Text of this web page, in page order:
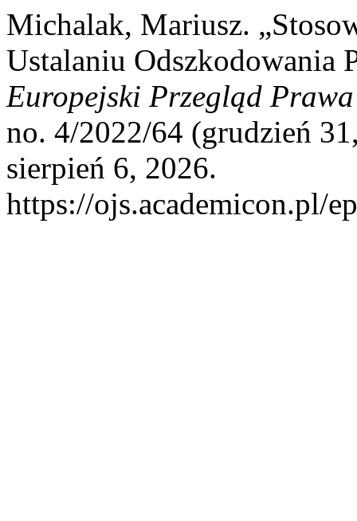
Michalak, Mariusz.
Ustalaniu Odszkodowania
Europejski Przegląd
no. 4/2022/64 (grudzień
sierpień 6, 2026.
https://ojs.academicon.pl/